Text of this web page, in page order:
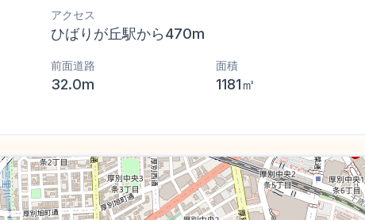
アクセス
ひばりが丘駅から470m
前面道路
32.0m
面積
1181㎡